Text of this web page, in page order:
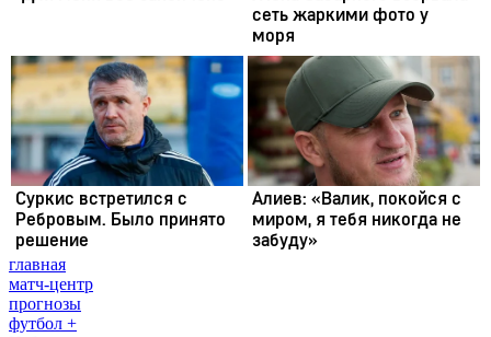
главная
матч-центр
прогнозы
футбол +